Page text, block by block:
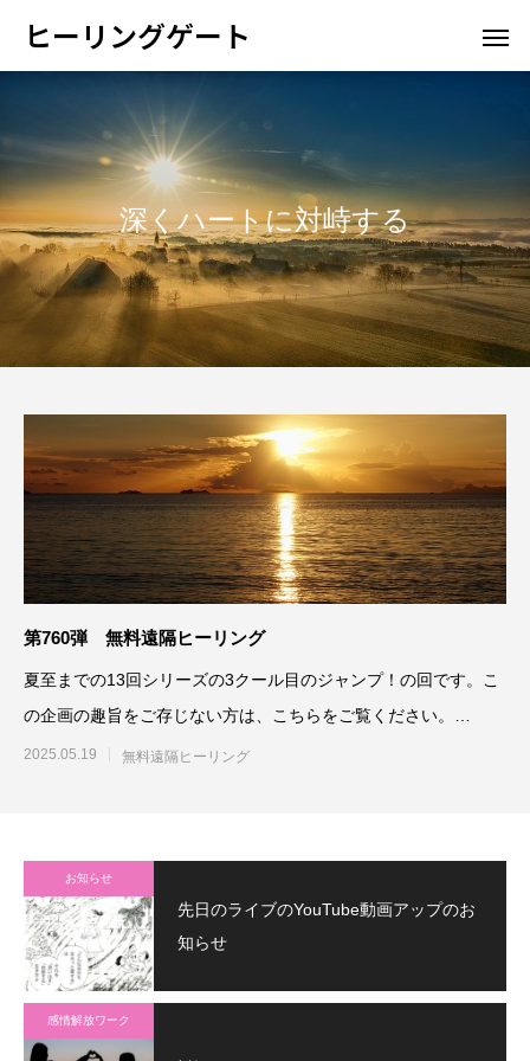
ヒーリングゲート
深くハートに対峙する
第760弾 無料遠隔ヒーリング
夏至までの13回シリーズの3クール目のジャンプ！の回です。こ
の企画の趣旨をご存じない方は、こちらをご覧ください。
https://w
2025.05.19 無料遠隔ヒーリング
お知らせ
先日のライブのYouTube動画アップのお
知らせ
感情解放ワーク